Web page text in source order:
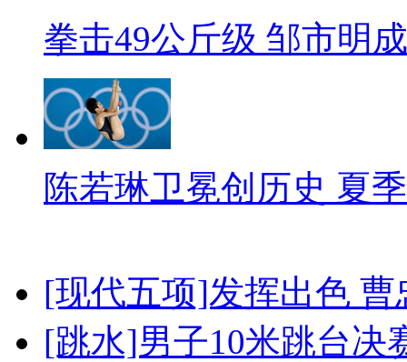
拳击49公斤级 邹市明
陈若琳卫冕创历史 夏
[现代五项]发挥出色
[跳水]男子10米跳台决